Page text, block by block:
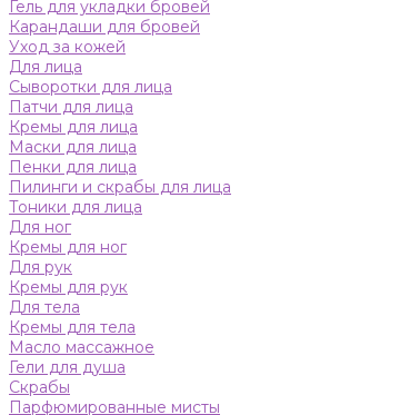
Гель для укладки бровей
Карандаши для бровей
Уход за кожей
Для лица
Сыворотки для лица
Патчи для лица
Кремы для лица
Маски для лица
Пенки для лица
Пилинги и скрабы для лица
Тоники для лица
Для ног
Кремы для ног
Для рук
Кремы для рук
Для тела
Кремы для тела
Масло массажное
Гели для душа
Скрабы
Парфюмированные мисты